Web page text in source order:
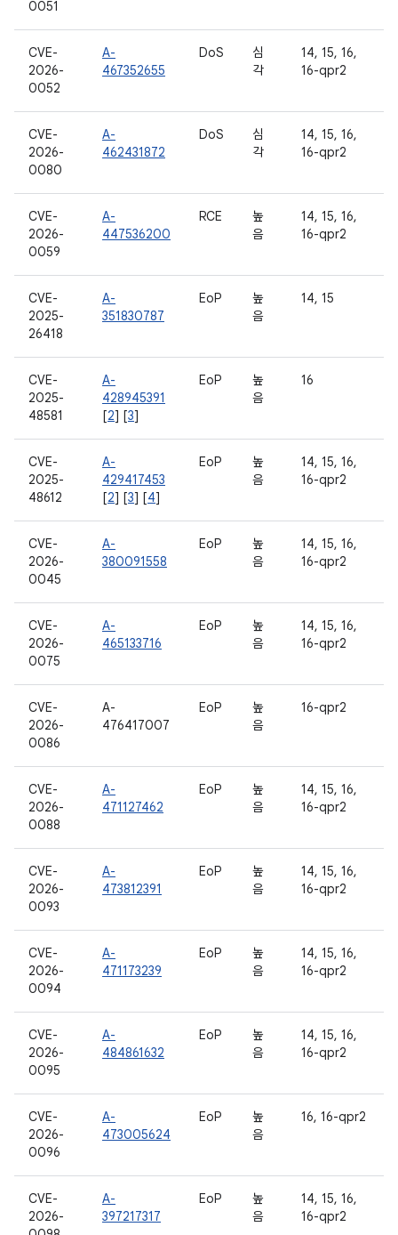
0051
CVE-
2026-
0052
A-
467352655
DoS
심
각
14, 15, 16,
16-qpr2
CVE-
2026-
0080
A-
462431872
DoS
심
각
14, 15, 16,
16-qpr2
CVE-
2026-
0059
A-
447536200
RCE
높
음
14, 15, 16,
16-qpr2
CVE-
2025-
26418
A-
351830787
EoP
높
음
14, 15
CVE-
2025-
48581
A-
428945391
[2] [3]
EoP
높
음
16
CVE-
2025-
48612
A-
429417453
[2] [3] [4]
EoP
높
음
14, 15, 16,
16-qpr2
CVE-
2026-
0045
A-
380091558
EoP
높
음
14, 15, 16,
16-qpr2
CVE-
2026-
0075
A-
465133716
EoP
높
음
14, 15, 16,
16-qpr2
CVE-
2026-
0086
A-
476417007
EoP
높
음
16-qpr2
CVE-
2026-
0088
A-
471127462
EoP
높
음
14, 15, 16,
16-qpr2
CVE-
2026-
0093
A-
473812391
EoP
높
음
14, 15, 16,
16-qpr2
CVE-
2026-
0094
A-
471173239
EoP
높
음
14, 15, 16,
16-qpr2
CVE-
2026-
0095
A-
484861632
EoP
높
음
14, 15, 16,
16-qpr2
CVE-
2026-
0096
A-
473005624
EoP
높
음
16, 16-qpr2
CVE-
2026-
A-
397217317
EoP
높
음
14, 15, 16,
16-qpr2